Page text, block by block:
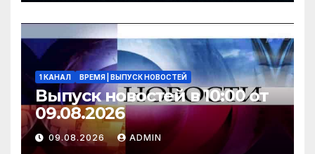
1 КАНАЛ ВРЕМЯ | ВЫПУСК НОВОСТЕЙ
Выпуск новостей в 10:00 от
09.08.2026
09.08.2026 ADMIN